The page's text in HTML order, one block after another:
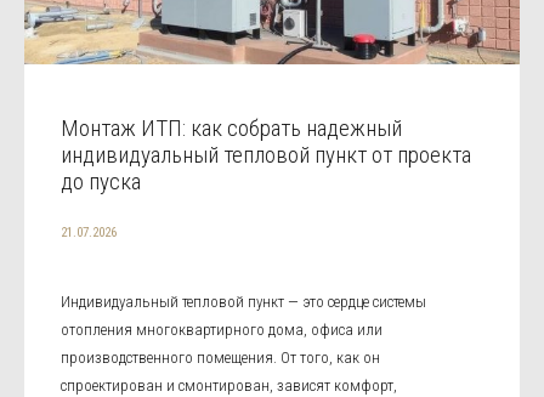
Монтаж ИТП: как собрать надежный
индивидуальный тепловой пункт от проекта
до пуска
21.07.2026
Индивидуальный тепловой пункт — это сердце системы
отопления многоквартирного дома, офиса или
производственного помещения. От того, как он
спроектирован и смонтирован, зависят комфорт,